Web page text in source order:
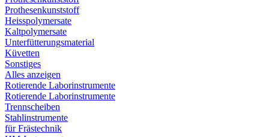
Prothesenkunststoff
Heisspolymersate
Kaltpolymersate
Unterfütterungsmaterial
Küvetten
Sonstiges
Alles anzeigen
Rotierende Laborinstrumente
Rotierende Laborinstrumente
Trennscheiben
Stahlinstrumente
für Frästechnik